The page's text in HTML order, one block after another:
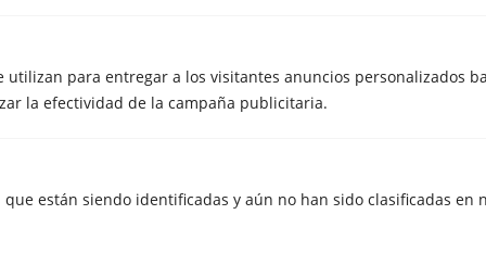
utilizan para entregar a los visitantes anuncios personalizados
la efectividad de la campaña publicitaria.
que están siendo identificadas y aún no han sido clasificadas en
Fecha para realizar el servicio